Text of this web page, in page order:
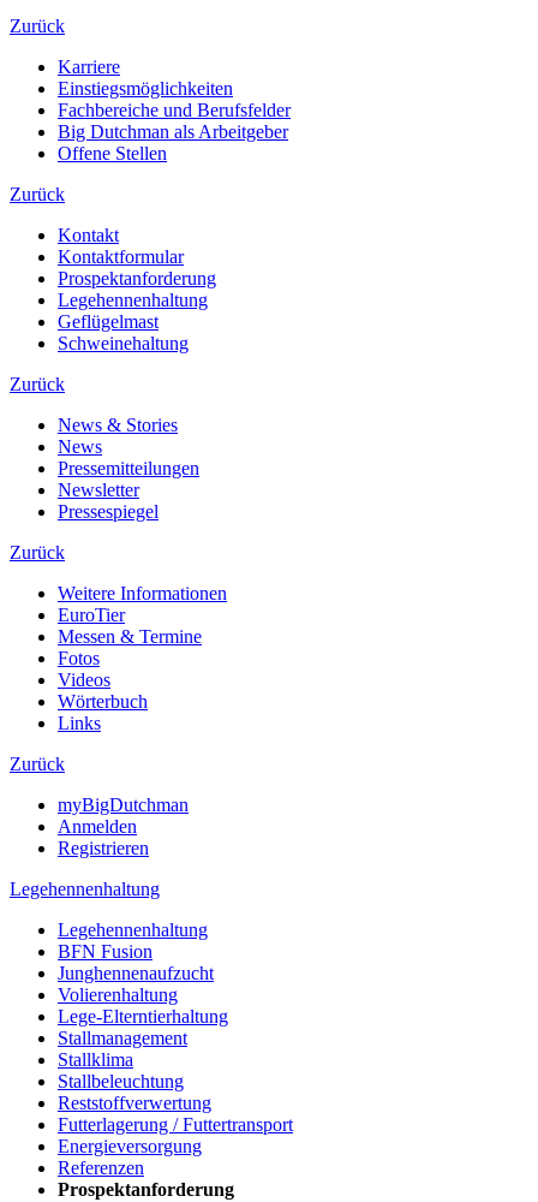
Zurück
Karriere
Einstiegsmöglichkeiten
Fachbereiche und Berufsfelder
Big Dutchman als Arbeitgeber
Offene Stellen
Zurück
Kontakt
Kontaktformular
Prospektanforderung
Legehennenhaltung
Geflügelmast
Schweinehaltung
Zurück
News & Stories
News
Pressemitteilungen
Newsletter
Pressespiegel
Zurück
Weitere Informationen
EuroTier
Messen & Termine
Fotos
Videos
Wörterbuch
Links
Zurück
myBigDutchman
Anmelden
Registrieren
Legehennenhaltung
Legehennenhaltung
BFN Fusion
Junghennenaufzucht
Volierenhaltung
Lege-Elterntierhaltung
Stallmanagement
Stallklima
Stallbeleuchtung
Reststoffverwertung
Futterlagerung / Futtertransport
Energieversorgung
Referenzen
Prospektanforderung